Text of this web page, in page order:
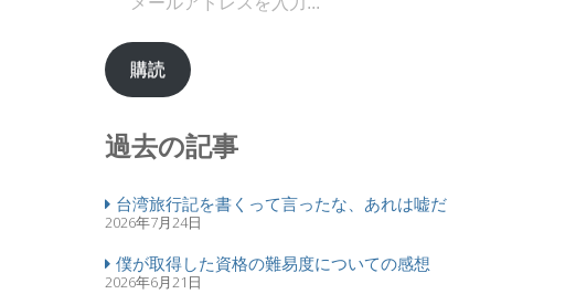
購読
過去の記事
台湾旅行記を書くって言ったな、あれは嘘だ
2026年7月24日
僕が取得した資格の難易度についての感想
2026年6月21日